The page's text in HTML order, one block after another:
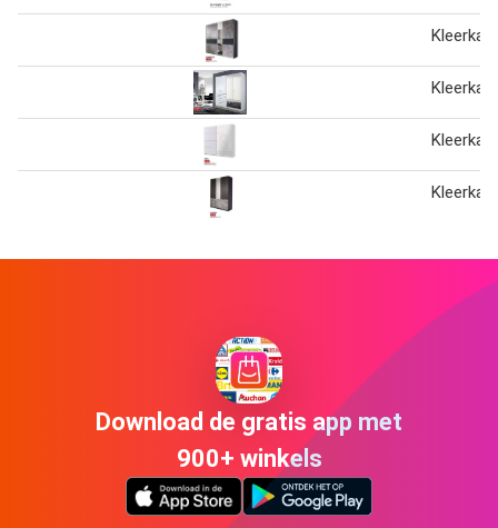
Download de gratis app met
900+ winkels